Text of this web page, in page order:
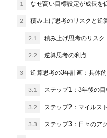
1 なぜ高い目標設定が成長を
2 積み上げ思考のリスクと逆
2.1 積み上げ思考のリスク
2.2 逆算思考の利点
3 逆算思考の3年計画：具体
3.1 ステップ1：3年後の
3.2 ステップ2：マイルス
3.3 ステップ3：日々のア